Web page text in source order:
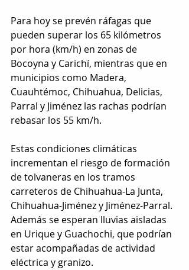
Para hoy se prevén ráfagas que
pueden superar los 65 kilómetros
por hora (km/h) en zonas de
Bocoyna y Carichí, mientras que en
municipios como Madera,
Cuauhtémoc, Chihuahua, Delicias,
Parral y Jiménez las rachas podrían
rebasar los 55 km/h.
Estas condiciones climáticas
incrementan el riesgo de formación
de tolvaneras en los tramos
carreteros de Chihuahua-La Junta,
Chihuahua-Jiménez y Jiménez-Parral.
Además se esperan lluvias aisladas
en Urique y Guachochi, que podrían
estar acompañadas de actividad
eléctrica y granizo.